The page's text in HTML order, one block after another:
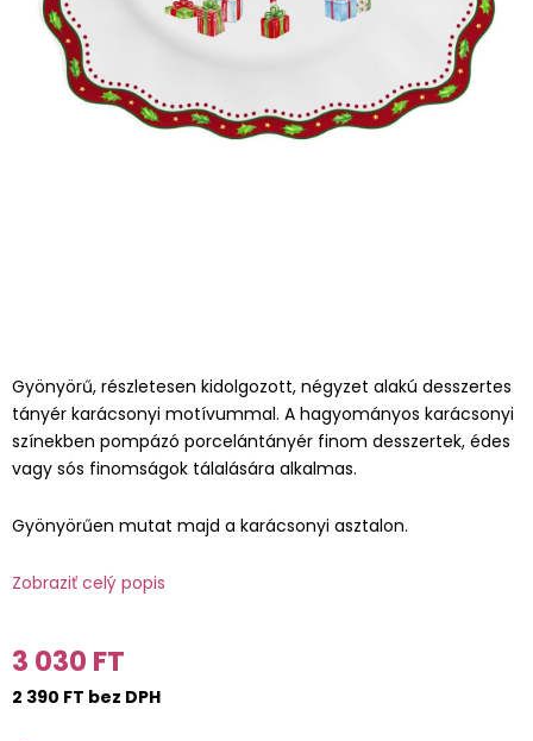
Gyönyörű, részletesen kidolgozott, négyzet alakú desszertes
tányér karácsonyi motívummal. A hagyományos karácsonyi
színekben pompázó porcelántányér finom desszertek, édes
vagy sós finomságok tálalására alkalmas.
Gyönyörűen mutat majd a karácsonyi asztalon.
Zobraziť celý popis
3 030 FT
2 390 FT bez DPH